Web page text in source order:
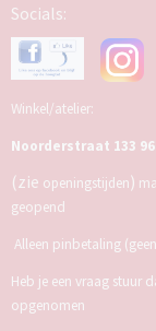
Socials:
Winkel/atelier:
Noorderstraat 133
(zie openingstijden)
geopend
Alleen pinbetaling
Heb je een vraag stuur
opgenomen